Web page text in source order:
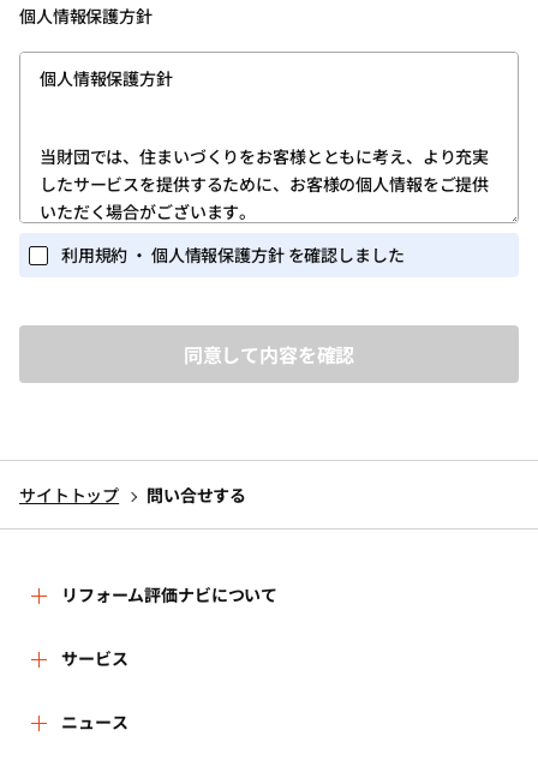
次の内容をお読みいただき、その内容を理解したうえ、ご同
意いただける方は、所定の方法でユーザー登録をお願いいた
します。
第1条 (ユーザー登録)
1.ユーザー登録は、当サイトのトップページの「新規登録」
ボタンをクリックしていただき、「ログイン・新規登録画
い。
ジ(以下、「マイページ」)が提供されます。
ユーザーは、マイページにおいては、次条に定めるサービ
スを利用いただくことができます。
4.当財団から付与されたＩＤ・パスワード(以下、「アカウン
当サイトのサービスを利用する可能性があります。ユー
ウントに関しては慎重に管理してください。
とに起因して、万一何らかの損害や不利益を被ることが
個人情報保護方針
個人情報保護方針
当財団では、住まいづくりをお客様とともに考え、より充実
したサービスを提供するために、お客様の個人情報をご提供
いただく場合がございます。
いても、個人情報を収集する場合がございます。
定めるとともに、これを実行し維持することを宣言いたしま
を取得いたします。
2.個人情報を、本人から直接書面によって取得する場合は、
当財団名、個人情報保護管理者名及び連絡先、利用目的等
ます。
で行います。
利用規約 ・ 個人情報保護方針 を確認しました
サイトトップ 問い合せする
リフォーム評価ナビについて
リフォーム評価ナビとは
運営体制
サービス
リフォーム会社を探す
ニュース